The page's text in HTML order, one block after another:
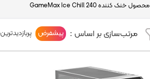
محصول خنک کننده GameMax Ice Chill 240
مرتب‌سازی بر اساس : پیشفرض پربازدیدترین